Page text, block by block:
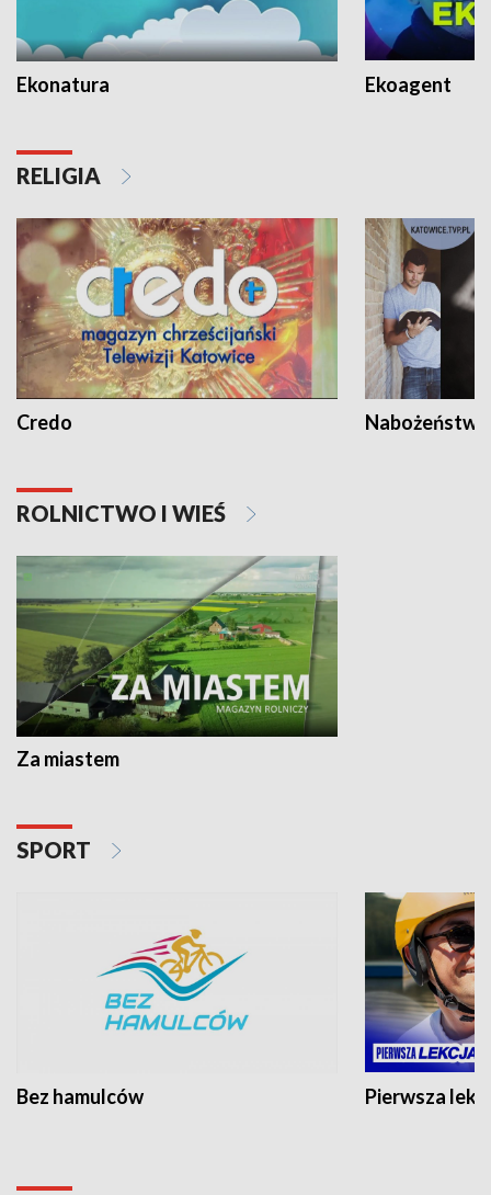
Ekonatura Ekoagent
RELIGIA
Credo
ROLNICTWO I WIEŚ
Za miastem
SPORT
Bez hamulców Pierwsza